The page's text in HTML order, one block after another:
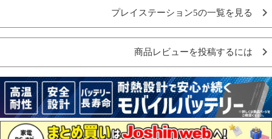
プレイステーション5の一覧を見る
商品レビューを投稿するには